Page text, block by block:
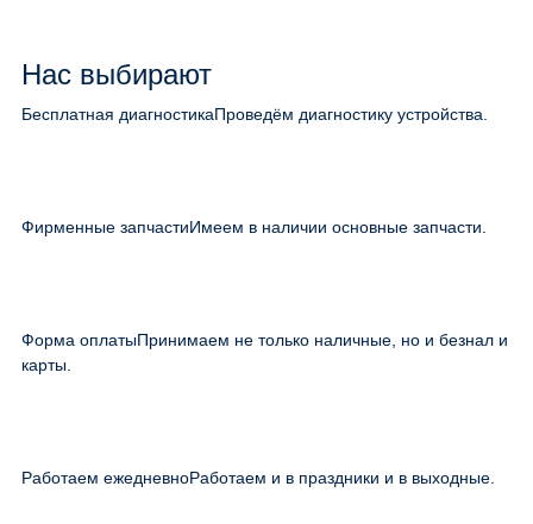
Нас выбирают
Бесплатная диагностикаПроведём диагностику устройства.
Фирменные запчастиИмеем в наличии основные запчасти.
Форма оплатыПринимаем не только наличные, но и безнал и
карты.
Работаем ежедневноРаботаем и в праздники и в выходные.